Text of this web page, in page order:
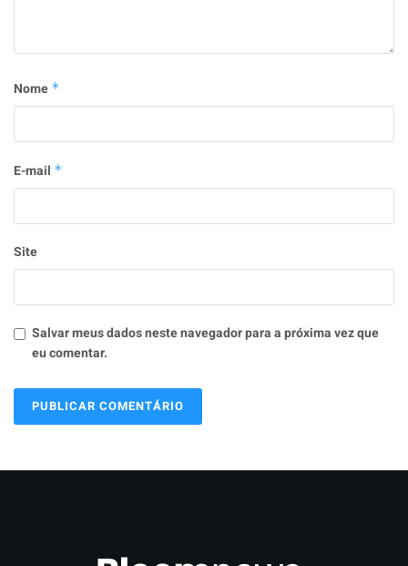
Nome *
E-mail *
Site
Salvar meus dados neste navegador para a próxima vez que
eu comentar.